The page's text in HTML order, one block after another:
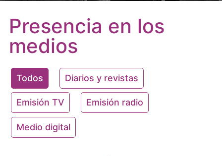
Presencia en los
medios
Todos Diarios y revistas
Emisión TV Emisión radio
Medio digital